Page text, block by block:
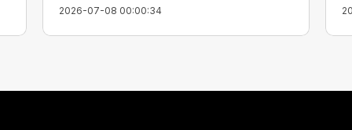
2026-07-08 00:00:34